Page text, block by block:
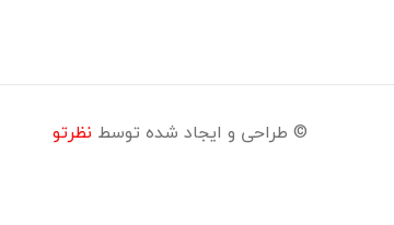
© طراحی و ایجاد شده توسط نظرتو